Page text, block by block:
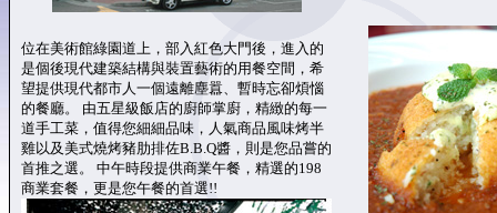
位在美術館綠園道上，部入紅色大門後，進入的
是個後現代建築結構與裝置藝術的用餐空間，希
望提供現代都市人一個遠離塵囂、暫時忘卻煩惱
的餐廳。 由五星級飯店的廚師掌廚，精緻的每一
道手工菜，值得您細細品味，人氣商品風味烤半
雞以及美式燒烤豬肋排佐B.B.Q醬，則是您品嘗的
首推之選。 中午時段提供商業午餐，精選的198
商業套餐，更是您午餐的首選!!